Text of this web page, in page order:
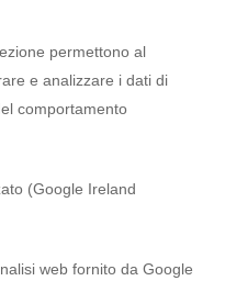
permettono al
e analizzare i dati di
comportamento
(Google Ireland
web fornito da Google